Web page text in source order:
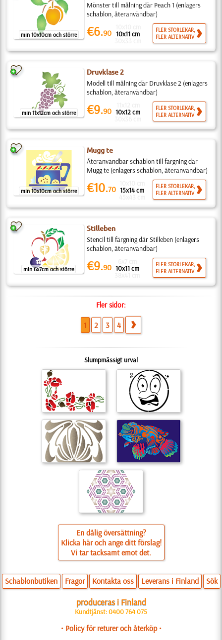
min 10x10cm och större
Mönster till målning där Peach 1 (enlagers
schablon, återanvändbar)
€6.90 10x11 cm
FLER STORLEKAR,
FLER ALTERNATIV
min 11x12cm och större
Druvklase 2
Modell till målning där Druvklase 2 (enlagers
schablon, återanvändbar)
€9.90 10x12 cm
FLER STORLEKAR,
FLER ALTERNATIV
min 10x10cm och större
Mugg te
Återanvändbar schablon till färgning där
Mugg te (enlagers schablon, återanvändbar)
€10.70 15x14 cm
FLER STORLEKAR,
FLER ALTERNATIV
min 6x7cm och större
Stilleben
Stencil till färgning där Stilleben (enlagers
schablon, återanvändbar)
€9.90 10x11 cm
FLER STORLEKAR,
FLER ALTERNATIV
Fler sidor:
1 2 3 4
Slumpmässigt urval
En dålig översättning?
Klicka här och ange ditt förslag!
Vi tar tacksamt emot det.
Schablonbutiken Fragor Kontakta oss Leverans i Finland Sök
produceras i Finland
Kundtjänst: 0400 764 075
• Policy för returer och återköp •